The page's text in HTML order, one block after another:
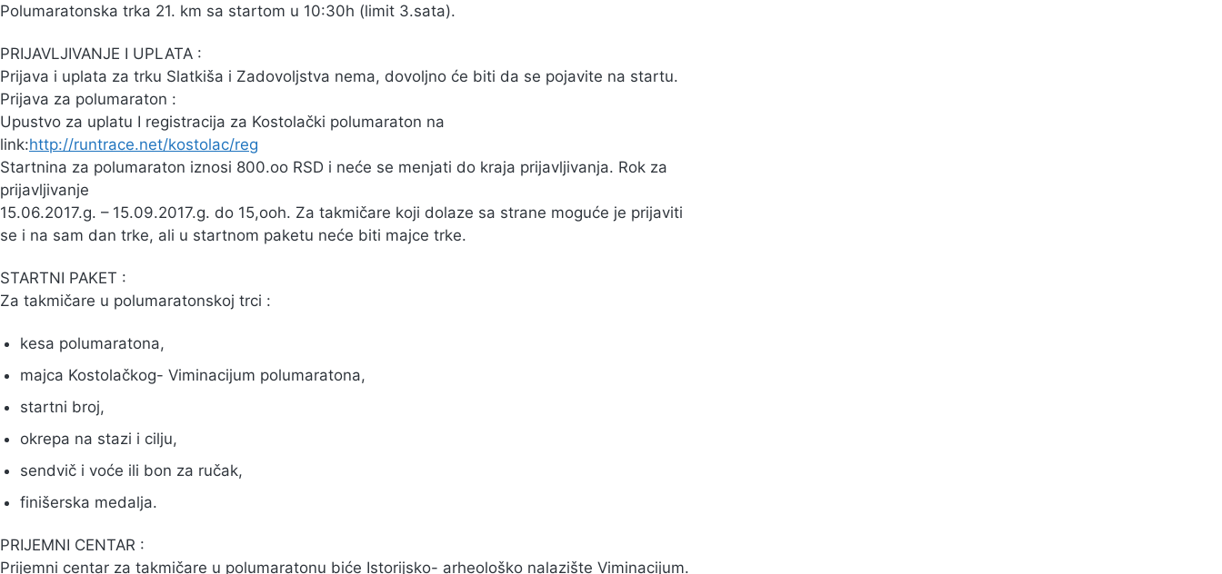
Polumaratonska trka 21. km sa startom u 10:30h (limit 3.sata).
PRIJAVLJIVANJE I UPLATA :
Prijava i uplata za trku Slatkiša i Zadovoljstva nema, dovoljno će biti da se pojavite na startu.
Prijava za polumaraton :
Upustvo za uplatu I registracija za Kostolački polumaraton na
link:http://runtrace.net/kostolac/reg
Startnina za polumaraton iznosi 800.oo RSD i neće se menjati do kraja prijavljivanja. Rok za
prijavljivanje
15.06.2017.g. – 15.09.2017.g. do 15,ooh. Za takmičare koji dolaze sa strane moguće je prijaviti
se i na sam dan trke, ali u startnom paketu neće biti majce trke.
STARTNI PAKET :
Za takmičare u polumaratonskoj trci :
kesa polumaratona,
majca Kostolačkog- Viminacijum polumaratona,
startni broj,
okrepa na stazi i cilju,
sendvič i voće ili bon za ručak,
finišerska medalja.
PRIJEMNI CENTAR :
Prijemni centar za takmičare u polumaratonu biće Istorijsko- arheološko nalazište Viminacijum.